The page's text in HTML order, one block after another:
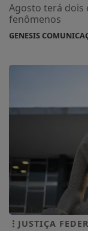
Agosto terá dois
fenômenos
GENESIS
JUSTIÇA